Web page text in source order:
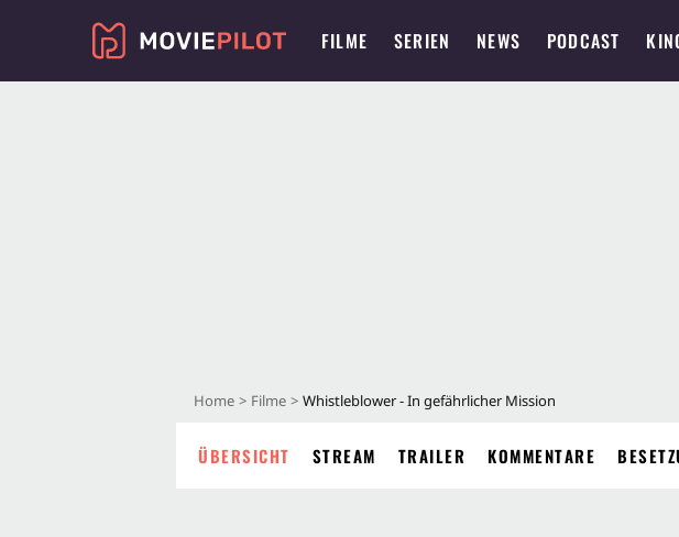
FILME SERIEN NEWS PODCAST
Home Filme Whistleblower - In gefährlicher Mission
ÜBERSICHT STREAM TRAILER KOMMENTARE